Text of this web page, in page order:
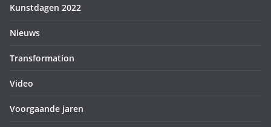
Kunstdagen 2022
Nieuws
Transformation
Video
Voorgaande jaren